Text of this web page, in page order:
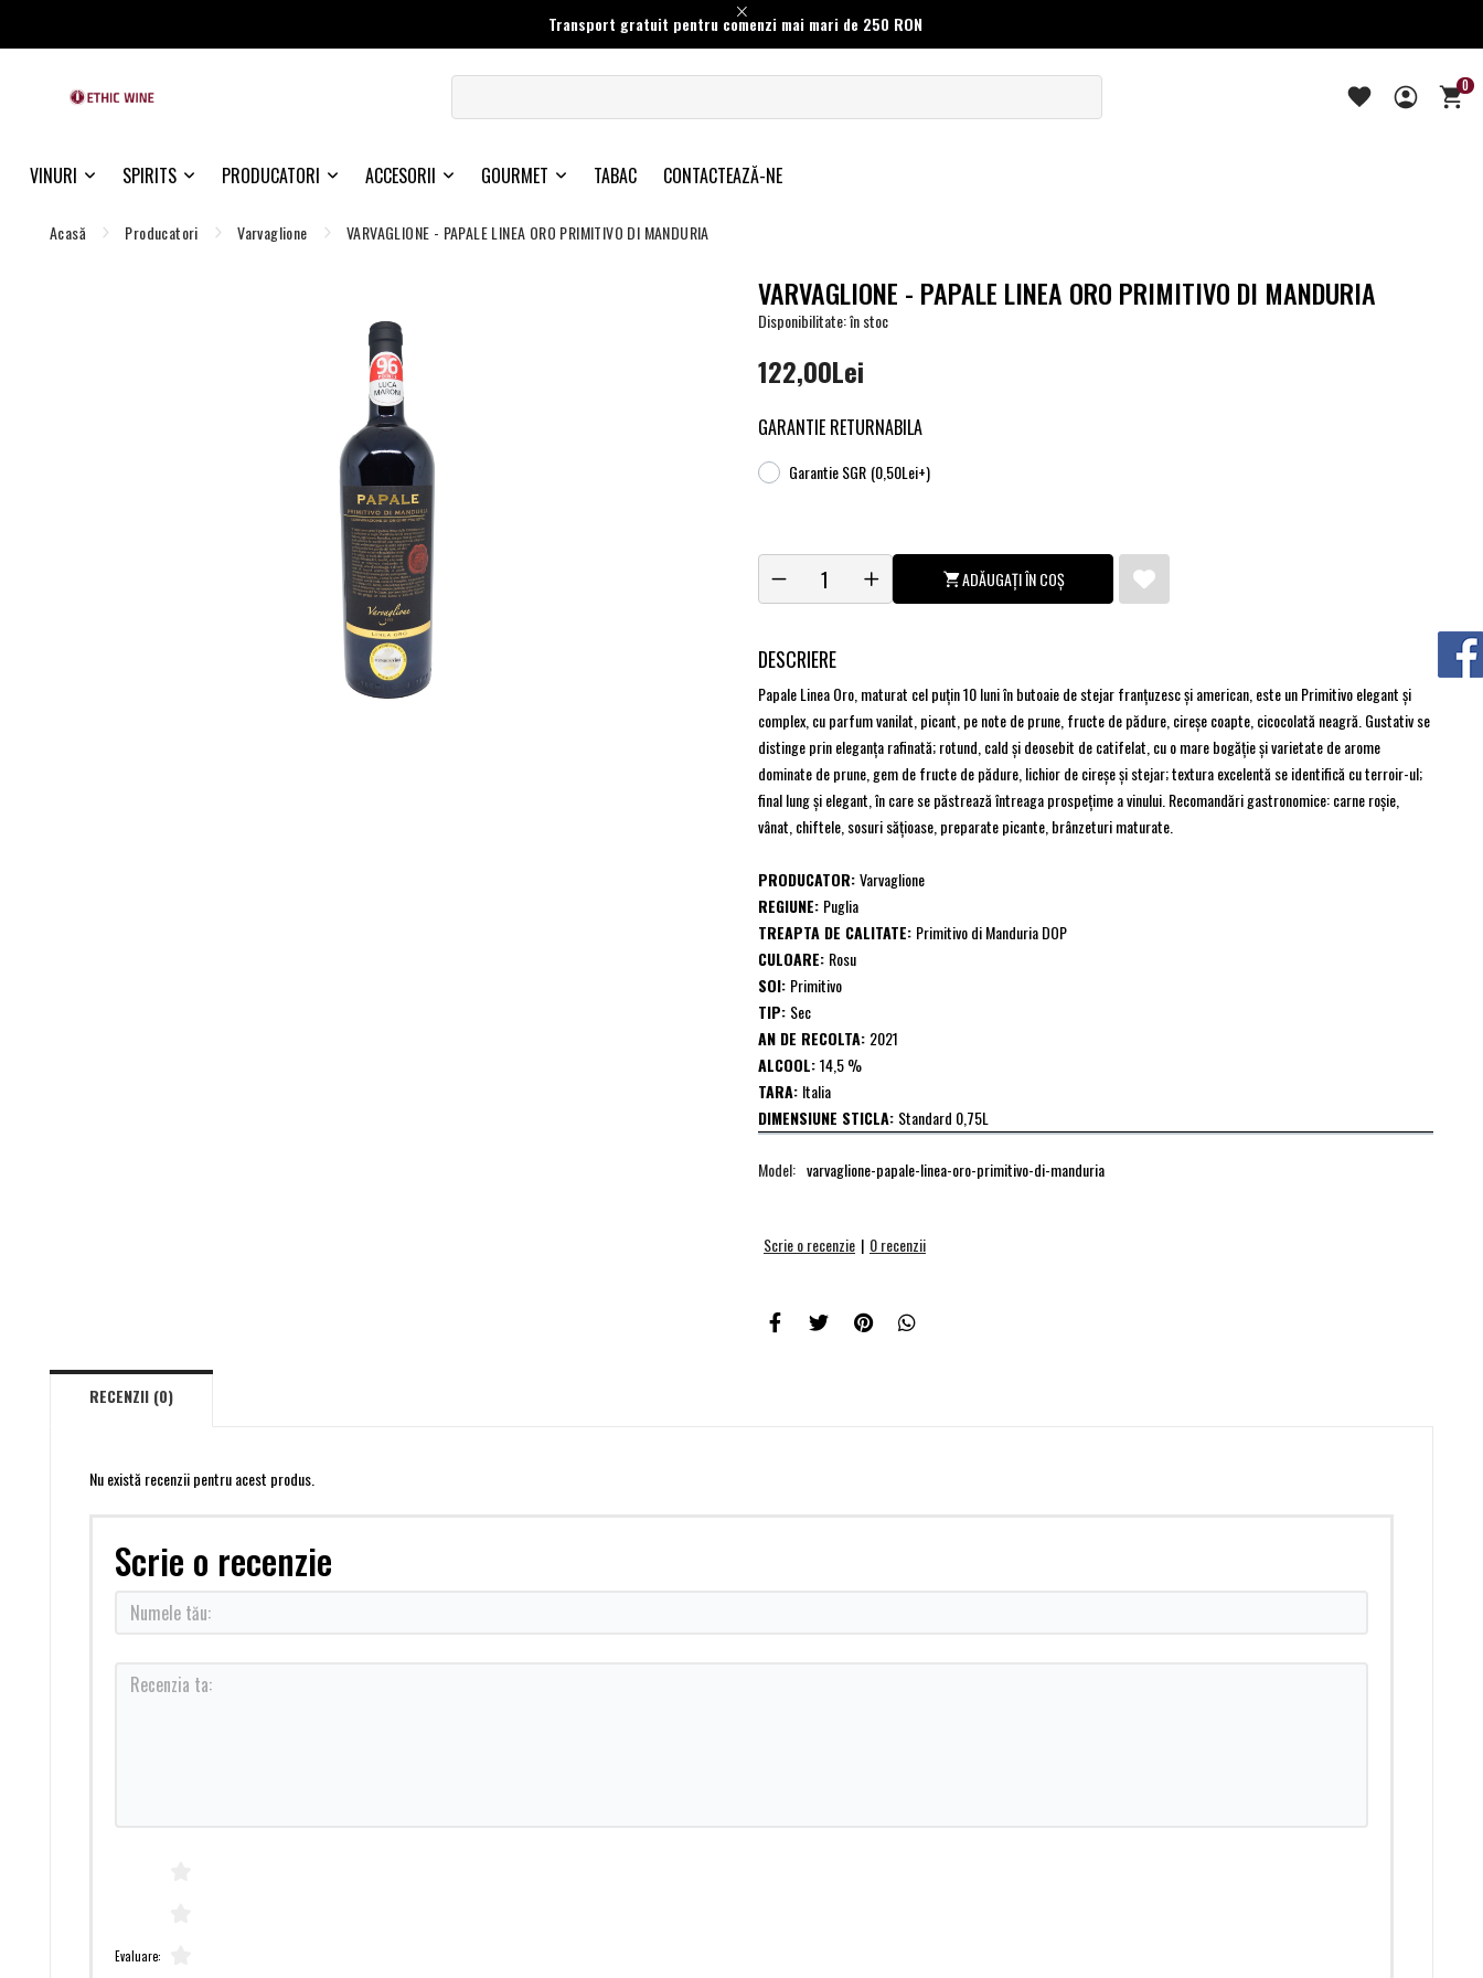
Transport gratuit pentru comenzi mai mari de 250 RON
0
VINURI SPIRITS PRODUCATORI ACCESORII GOURMET TABAC CONTACTEAZĂ-NE
Acasă Producatori Varvaglione VARVAGLIONE - PAPALE LINEA ORO PRIMITIVO DI MANDURIA
VARVAGLIONE - PAPALE LINEA ORO PRIMITIVO DI MANDURIA
Disponibilitate: în stoc
122,00Lei
GARANTIE RETURNABILA
Garantie SGR (0,50Lei+)
ADĂUGAȚI ÎN COȘ
DESCRIERE
Papale Linea Oro, maturat cel puțin 10 luni în butoaie de stejar franțuzesc și american, este un Primitivo elegant și
complex, cu parfum vanilat, picant, pe note de prune, fructe de pădure, cireșe coapte, cicocolată neagră. Gustativ se
distinge prin eleganța rafinată; rotund, cald și deosebit de catifelat, cu o mare bogăție și varietate de arome
dominate de prune, gem de fructe de pădure, lichior de cireșe și stejar; textura excelentă se identifică cu terroir-ul;
final lung și elegant, în care se păstrează întreaga prospețime a vinului. Recomandări gastronomice: carne roșie,
vânat, chiftele, sosuri sățioase, preparate picante, brânzeturi maturate.
PRODUCATOR:Varvaglione
REGIUNE: Puglia
TREAPTA DE CALITATE: Primitivo di Manduria DOP
CULOARE: Rosu
SOI: Primitivo
TIP: Sec
AN DE RECOLTA: 2021
ALCOOL:14,5 %
TARA: Italia
DIMENSIUNE STICLA: Standard 0,75L
Model: varvaglione-papale-linea-oro-primitivo-di-manduria
Scrie o recenzie | 0 recenzii
RECENZII (0)
Nu există recenzii pentru acest produs.
Scrie o recenzie
Evaluare: